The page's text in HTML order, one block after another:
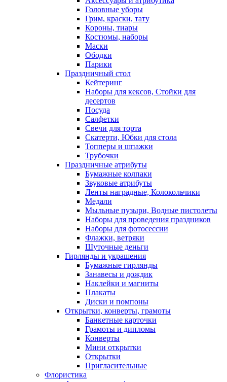
Головные уборы
Грим, краски, тату
Короны, тиары
Костюмы, наборы
Маски
Ободки
Парики
Праздничный стол
Кейтеринг
Наборы для кексов, Стойки для
десертов
Посуда
Салфетки
Свечи для торта
Скатерти, Юбки для стола
Топперы и шпажки
Трубочки
Праздничные атрибуты
Бумажные колпаки
Звуковые атрибуты
Ленты наградные, Колокольчики
Медали
Мыльные пузыри, Водные пистолеты
Наборы для проведения праздников
Наборы для фотосессии
Флажки, ветряки
Шуточные деньги
Гирлянды и украшения
Бумажные гирлянды
Занавесы и дождик
Наклейки и магниты
Плакаты
Диски и помпоны
Открытки, конверты, грамоты
Банкетные карточки
Грамоты и дипломы
Конверты
Мини открытки
Открытки
Пригласительные
Флористика